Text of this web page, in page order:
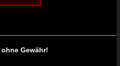
ohne Gewähr!